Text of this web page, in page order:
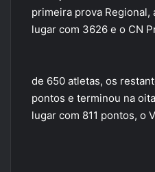
primeira prova
lugar com 3626 e o CN
de 650 atletas, os
pontos e terminou na
lugar com 811 pontos, o